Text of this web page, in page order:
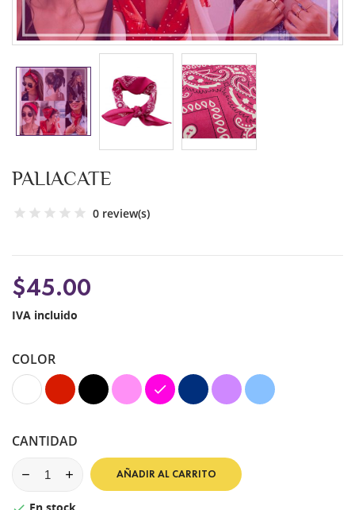
PALIACATE
0 review(s)
$45.00
IVA incluido
COLOR
BlancoRojo Negro Rosa Fucsia Azul
Marino
Lila
Azul
Pastel
CANTIDAD
AÑADIR AL CARRITO
En stock